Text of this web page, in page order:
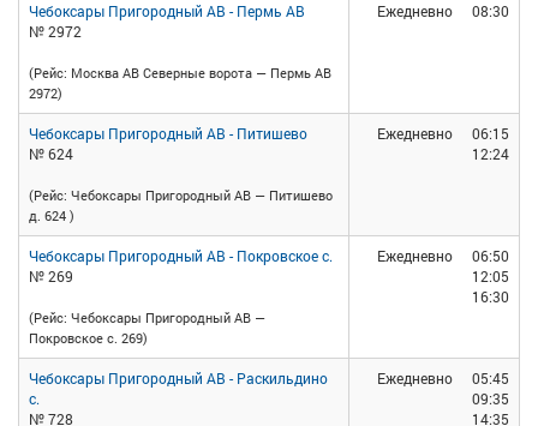
Чебоксары Пригородный АВ - Пермь АВ
№ 2972
(Рейс: Москва АВ Северные ворота — Пермь АВ
2972)
Ежедневно 08:30
Чебоксары Пригородный АВ - Питишево
№ 624
(Рейс: Чебоксары Пригородный АВ — Питишево
д. 624 )
Ежедневно
06:15
12:24
Чебоксары Пригородный АВ - Покровское с.
№ 269
(Рейс: Чебоксары Пригородный АВ —
Покровское с. 269)
Ежедневно
06:50
12:05
16:30
Чебоксары Пригородный АВ - Раскильдино
с.
№ 728
Ежедневно
05:45
09:35
14:35